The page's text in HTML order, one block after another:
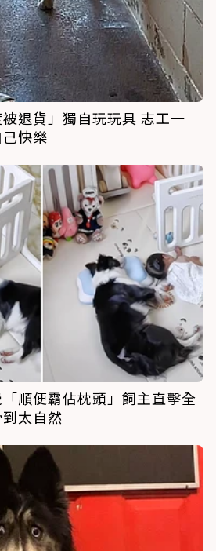
退貨」獨自玩玩具 志工一
快樂
順便霸佔枕頭」飼主直擊全
太自然